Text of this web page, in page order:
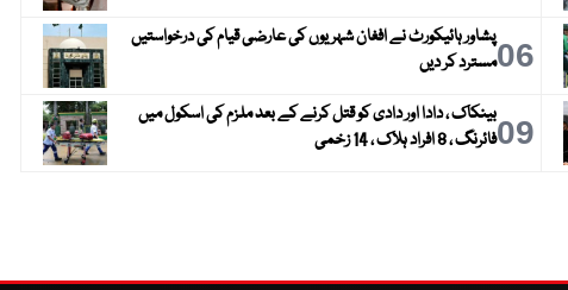
06پشاور ہائیکورٹ نے افغان شہریوں کی عارضی قیام کی درخواستیں
مسترد کر دیں
09بینکاک ، دادا اور دادی کو قتل کرنے کے بعد ملزم کی اسکول میں
فائرنگ ، 8 افراد ہلاک ، 14 زخمی